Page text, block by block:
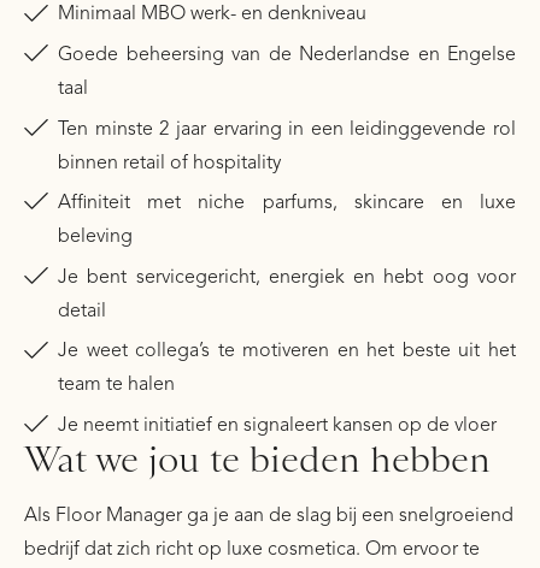
Minimaal MBO werk- en denkniveau
Goede beheersing van de Nederlandse en Engelse
taal
Ten minste 2 jaar ervaring in een leidinggevende rol
binnen retail of hospitality
Affiniteit met niche parfums, skincare en luxe
beleving
Je bent servicegericht, energiek en hebt oog voor
detail
Je weet collega’s te motiveren en het beste uit het
team te halen
Je neemt initiatief en signaleert kansen op de vloer
Wat we jou te bieden hebben
Als Floor Manager ga je aan de slag bij een snelgroeiend
bedrijf dat zich richt op luxe cosmetica. Om ervoor te